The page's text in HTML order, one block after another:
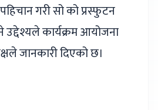
गरी सो को प्रस्फुटन
उद्देश्यले कार्यक्रम आयोजना
जानकारी दिएको छ।